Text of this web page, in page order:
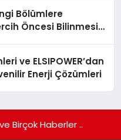
Bölümlere
Öncesi Bilinmesi
ve ELSIPOWER’dan
Enerji Çözümleri
Birçok Haberler ..